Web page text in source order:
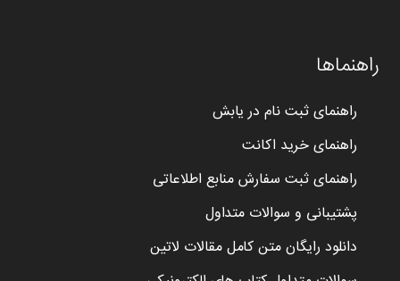
راهنماها
راهنمای ثبت نام در یابش
راهنمای خرید اکانت
راهنمای ثبت سفارش منابع اطلاعاتی
پشتیبانی و سوالات متداول
دانلود رایگان متن کامل مقالات لاتین